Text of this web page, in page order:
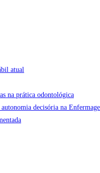
atual
na prática odontológica
decisória na